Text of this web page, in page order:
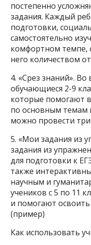
постепенно
задания. Каждый
подготовки,
самостоятельно
комфортном темпе,
него количеством
4. «Срез знаний». Во
обучающиеся 2-9
которые помогают
по основным темам
можно провести три
5. «Мои задания из
задания из
для подготовки к
также
научным и
учеников с 5 по 11
и помогают
(пример)
Как использовать